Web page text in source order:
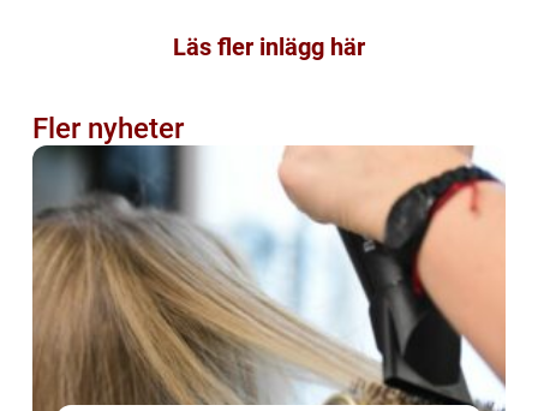
Läs fler inlägg här
Fler nyheter